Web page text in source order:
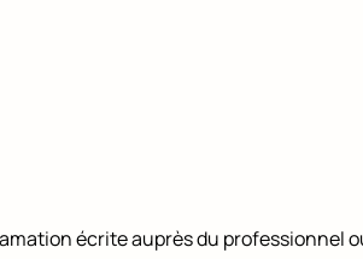
écrite auprès du professionnel